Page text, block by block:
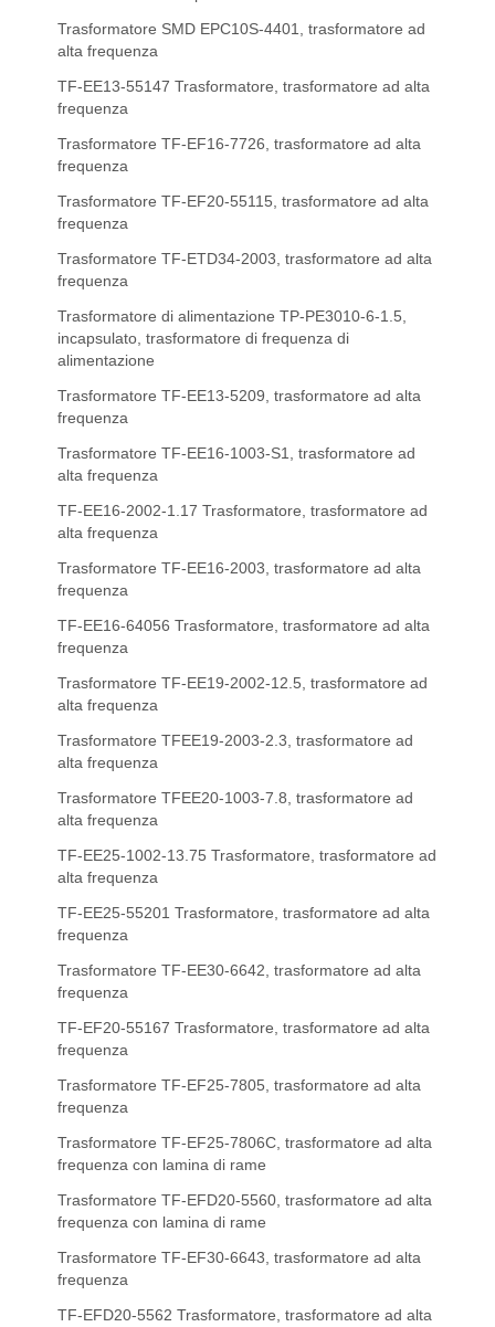
Trasformatore SMD EPC10S-4401, trasformatore ad
alta frequenza
TF-EE13-55147 Trasformatore, trasformatore ad alta
frequenza
Trasformatore TF-EF16-7726, trasformatore ad alta
frequenza
Trasformatore TF-EF20-55115, trasformatore ad alta
frequenza
Trasformatore TF-ETD34-2003, trasformatore ad alta
frequenza
Trasformatore di alimentazione TP-PE3010-6-1.5,
incapsulato, trasformatore di frequenza di
alimentazione
Trasformatore TF-EE13-5209, trasformatore ad alta
frequenza
Trasformatore TF-EE16-1003-S1, trasformatore ad
alta frequenza
TF-EE16-2002-1.17 Trasformatore, trasformatore ad
alta frequenza
Trasformatore TF-EE16-2003, trasformatore ad alta
frequenza
TF-EE16-64056 Trasformatore, trasformatore ad alta
frequenza
Trasformatore TF-EE19-2002-12.5, trasformatore ad
alta frequenza
Trasformatore TFEE19-2003-2.3, trasformatore ad
alta frequenza
Trasformatore TFEE20-1003-7.8, trasformatore ad
alta frequenza
TF-EE25-1002-13.75 Trasformatore, trasformatore ad
alta frequenza
TF-EE25-55201 Trasformatore, trasformatore ad alta
frequenza
Trasformatore TF-EE30-6642, trasformatore ad alta
frequenza
TF-EF20-55167 Trasformatore, trasformatore ad alta
frequenza
Trasformatore TF-EF25-7805, trasformatore ad alta
frequenza
Trasformatore TF-EF25-7806C, trasformatore ad alta
frequenza con lamina di rame
Trasformatore TF-EFD20-5560, trasformatore ad alta
frequenza con lamina di rame
Trasformatore TF-EF30-6643, trasformatore ad alta
frequenza
TF-EFD20-5562 Trasformatore, trasformatore ad alta